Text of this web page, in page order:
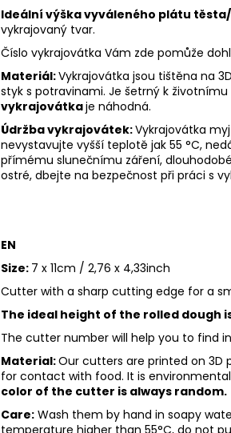
Ideální výška vyváleného plátu
vykrajovaný tvar.
Číslo vykrajovátka Vám zde pomůže
Materiál:Vykrajovátka jsou tištěna na
styk s potravinami. Je šetrný k
vykrajovátkaje náhodná.
Údržba vykrajovátek:Vykrajovátka
nevystavujte vyšší teplotě jak 55 °C,
přímému slunečnímu záření,
ostré, dbejte na bezpečnost při práci s
EN
Size: 7 x 11cm / 2,76 x 4,33inch
Cutter with a sharp cutting edge for a
The ideal height of the rolled dough
The cutter number will help you to find
Material:Our cutters are printed on 3D
for contact with food. It is
color of the cutter is always random.
Care: Wash them by hand in soapy
temperature higher than 55°C, do not